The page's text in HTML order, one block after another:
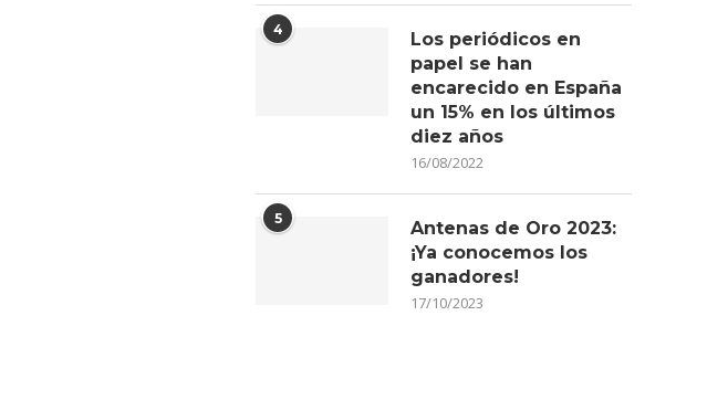
4
Los periódicos en
papel se han
encarecido en España
un 15% en los últimos
diez años
16/08/2022
5
Antenas de Oro 2023:
¡Ya conocemos los
ganadores!
17/10/2023